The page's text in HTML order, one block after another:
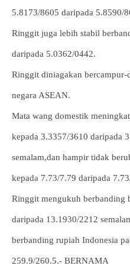
5.8173/8605 daripada 5.8590/
Ringgit juga lebih stabil
daripada 5.0362/0442.
Ringgit diniagakan bercampur-
negara ASEAN.
Mata wang domestik
kepada 3.3357/3610 daripada
semalam,dan hampir tidak
kepada 7.73/7.79 daripada
Ringgit mengukuh berbanding
daripada 13.1930/2212
berbanding rupiah Indonesia
259.9/260.5.- BERNAMA